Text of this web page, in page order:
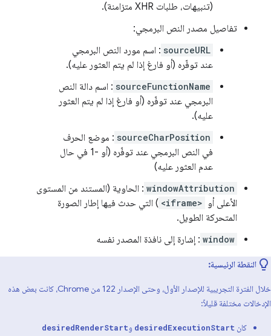
(تنبيهات، طلبات XHR متزامنة).
تفاصيل مصدر النص البرمجي:
sourceURL : اسم مورد النص البرمجي
عند توفّره (أو فارغ إذا لم يتم العثور عليه).
sourceFunctionName : اسم دالة النص
البرمجي عند توفّره (أو فارغ إذا لم يتم العثور
عليه).
sourceCharPosition : موضع الحرف
في النص البرمجي عند توفّره (أو -1 في حال
عدم العثور عليه)
windowAttribution : الحاوية (المستند من المستوى
الأعلى أو <iframe> ) التي حدث فيها إطار الصورة
المتحركة الطويل.
window : إشارة إلى نافذة المصدر نفسه
النقطة الرئيسية:
خلال الفترة التجريبية للإصدار الأول، وحتى الإصدار 122 من Chrome، كانت بعض هذه
الإدخالات مختلفة قليلاً:
كان desiredExecutionStart وdesiredRenderStart